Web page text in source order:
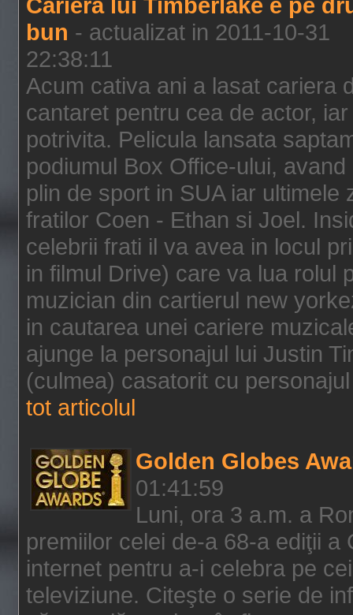
bun - actualizat in 2011-10-31
22:38:11
Acum cativa ani a lasat cariera
cantaret pentru cea de actor,
potrivita. Pelicula lansata
podiumul Box Office-ului,
plin de sport in SUA iar
fratilor Coen - Ethan si Joel.
celebrii frati il va avea in locul
in filmul Drive) care va lua rolul
muzician din cartierul new
in cautarea unei cariere
ajunge la personajul lui Justin
(culmea) casatorit cu
tot articolul
Golden Globes
01:41:59
Luni, ora 3 a.m. a
premiilor celei de-a 68-a ediţii
internet pentru a-i celebra pe
televiziune. Citeşte o serie de